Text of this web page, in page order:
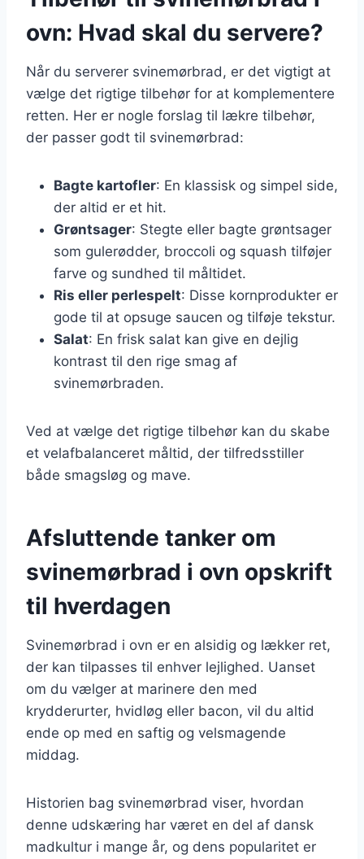
ovn: Hvad skal du servere?
Når du serverer svinemørbrad, er det vigtigt at
vælge det rigtige tilbehør for at komplementere
retten. Her er nogle forslag til lækre tilbehør,
der passer godt til svinemørbrad:
Bagte kartofler: En klassisk og simpel side,
der altid er et hit.
Grøntsager: Stegte eller bagte grøntsager
som gulerødder, broccoli og squash tilføjer
farve og sundhed til måltidet.
Ris eller perlespelt: Disse kornprodukter er
gode til at opsuge saucen og tilføje tekstur.
Salat: En frisk salat kan give en dejlig
kontrast til den rige smag af
svinemørbraden.
Ved at vælge det rigtige tilbehør kan du skabe
et velafbalanceret måltid, der tilfredsstiller
både smagsløg og mave.
Afsluttende tanker om
svinemørbrad i ovn opskrift
til hverdagen
Svinemørbrad i ovn er en alsidig og lækker ret,
der kan tilpasses til enhver lejlighed. Uanset
om du vælger at marinere den med
krydderurter, hvidløg eller bacon, vil du altid
ende op med en saftig og velsmagende
middag.
Historien bag svinemørbrad viser, hvordan
denne udskæring har været en del af dansk
madkultur i mange år, og dens popularitet er